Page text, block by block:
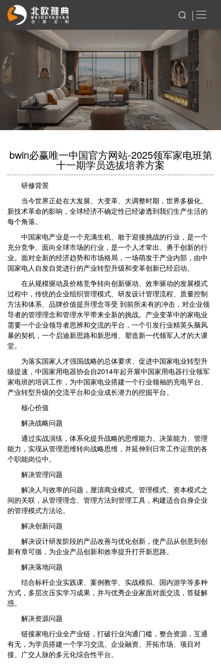
bwin必赢唯一中国官方网站-2025领军家电班第
十一期学员选拔培养方案
研修背景
当今世界正处在大发展、大变革、大调整时期，世界多极化、
新技术革命的影响，全球经济不确定性已经渗透到我们生产生活的
每个角落。
中国家电产业是一个充满生机、敢于迎接挑战的行业，是一个
充分竞争、面向全球市场的行业，是一个人才辈出、勇于创新的行
业。面对全新的经济趋势和市场格局，一场萌发于产业内部，由中
国家电人自发自觉进行的产业转型升级和变革创新已经启动。
在从规模驱动及价格竞争转向创新驱动、效率驱动的发展模式
过程中，传统的企业组织管理模式、研发设计管理流程、质量控制
方法和体系、品牌价值提升理念等受 到前所未有的冲击，对企业领
导者的管理理念和管理水平带来全新的挑战。产业变革中的家电业
需要一个企业领导者思辨和交流的平台，一个引发行业精英头脑风
暴的契机，一个启迪新思路和新思维、塑造新一代领军人才的大课
堂。
为落实国家人才强国战略的总体要求、促进中国家电业转型升
级提速，中国家用电器协会自2014年起开展中国家用电器行业领军
家电班的培训工作，为中国家电业搭建一个行业领袖的充电平台、
产业转型升级的交流平台和企业成长潜力的挖掘平台。
核心价值
解决战略问题
通过实战演练，体系化提升战略的思维能力、决策能力、管理
能力，实现从管理思维转向战略思维，并延伸到日常工作运营的各
个职能岗位中。
解决管理问题
解决人与效率的问题，厘清商业模式、管理模式、资本模式之
间的关联，从管理理念、管理方法到管理工具，构建适合自身企业
的管理模式方法论。
解决创新问题
解决设计研发阶段的产品改善与优化创新，使产品从创意到创
新有章可循，为企业产品创新和效率提升打开新思路。
解决落地问题
结合标杆企业实践课、案例教学、实战模拟、国内游学等多种
方式，多层次压实学习成果，并与优秀企业家面对面交流，答疑解
惑。
解决资源问题
链接家电行业全产业链，打破行业沟通门槛，整合资源，互通
有无，为学员搭建一个学习交流、企业融资、开拓市场、项目对
接、广交人脉的多元化综合性平台。